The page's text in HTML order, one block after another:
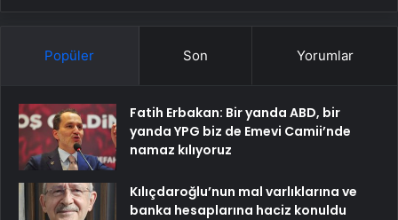
Popüler Son Yorumlar
Fatih Erbakan: Bir yanda ABD, bir
yanda YPG biz de Emevi Camii’nde
namaz kılıyoruz
Kılıçdaroğlu’nun mal varlıklarına ve
banka hesaplarına haciz konuldu